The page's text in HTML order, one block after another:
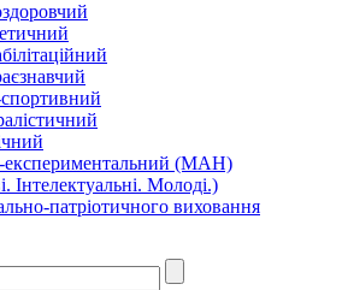
експериментальний (МАН)
Інтелектуальні. Молоді.)
патріотичного виховання